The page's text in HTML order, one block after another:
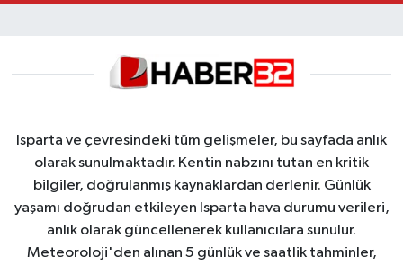
Isparta ve çevresindeki tüm gelişmeler, bu sayfada anlık
olarak sunulmaktadır. Kentin nabzını tutan en kritik
bilgiler, doğrulanmış kaynaklardan derlenir. Günlük
yaşamı doğrudan etkileyen Isparta hava durumu verileri,
anlık olarak güncellenerek kullanıcılara sunulur.
Meteoroloji'den alınan 5 günlük ve saatlik tahminler,